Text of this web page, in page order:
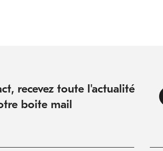
recevez toute l'actualité
boite mail